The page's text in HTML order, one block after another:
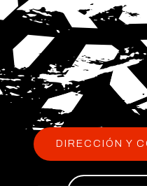
DIRECCIÓN Y